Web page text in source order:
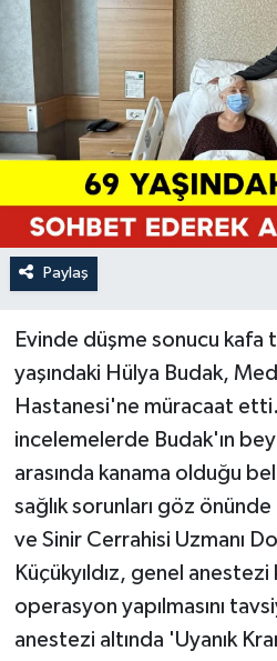
Paylaş
Evinde düşme sonucu kafa
yaşındaki Hülya Budak,
Hastanesi'ne müracaat etti.
incelemelerde Budak'ın
arasında kanama olduğu
sağlık sorunları göz
ve Sinir Cerrahisi Uzmanı
Küçükyıldız, genel anestezi
operasyon yapılmasını
anestezi altında 'Uyanık